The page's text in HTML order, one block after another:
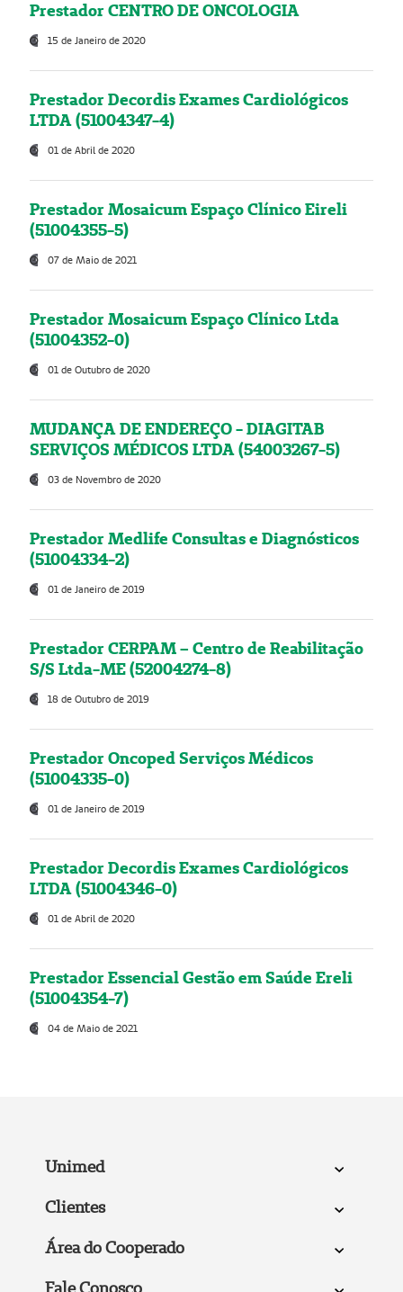
Prestador CENTRO DE ONCOLOGIA
15 de Janeiro de 2020
Prestador Decordis Exames Cardiológicos
LTDA (51004347-4)
01 de Abril de 2020
Prestador Mosaicum Espaço Clínico Eireli
(51004355-5)
07 de Maio de 2021
Prestador Mosaicum Espaço Clínico Ltda
(51004352-0)
01 de Outubro de 2020
MUDANÇA DE ENDEREÇO - DIAGITAB
SERVIÇOS MÉDICOS LTDA (54003267-5)
03 de Novembro de 2020
Prestador Medlife Consultas e Diagnósticos
(51004334-2)
01 de Janeiro de 2019
Prestador CERPAM – Centro de Reabilitação
S/S Ltda-ME (52004274-8)
18 de Outubro de 2019
Prestador Oncoped Serviços Médicos
(51004335-0)
01 de Janeiro de 2019
Prestador Decordis Exames Cardiológicos
LTDA (51004346-0)
01 de Abril de 2020
Prestador Essencial Gestão em Saúde Ereli
(51004354-7)
04 de Maio de 2021
Unimed
Clientes
Área do Cooperado
Fale Conosco